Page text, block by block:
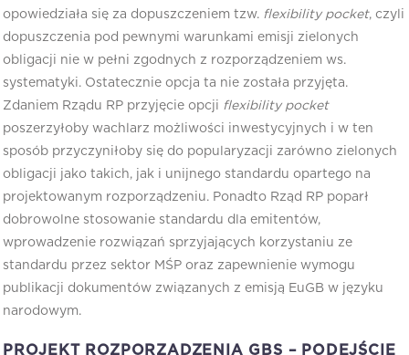
opowiedziała się za dopuszczeniem tzw. flexibility pocket, czyli
dopuszczenia pod pewnymi warunkami emisji zielonych
obligacji nie w pełni zgodnych z rozporządzeniem ws.
systematyki. Ostatecznie opcja ta nie została przyjęta.
Zdaniem Rządu RP przyjęcie opcji flexibility pocket
poszerzyłoby wachlarz możliwości inwestycyjnych i w ten
sposób przyczyniłoby się do popularyzacji zarówno zielonych
obligacji jako takich, jak i unijnego standardu opartego na
projektowanym rozporządzeniu. Ponadto Rząd RP poparł
dobrowolne stosowanie standardu dla emitentów,
wprowadzenie rozwiązań sprzyjających korzystaniu ze
standardu przez sektor MŚP oraz zapewnienie wymogu
publikacji dokumentów związanych z emisją EuGB w języku
narodowym.
PROJEKT ROZPORZĄDZENIA GBS –PODEJŚCIE